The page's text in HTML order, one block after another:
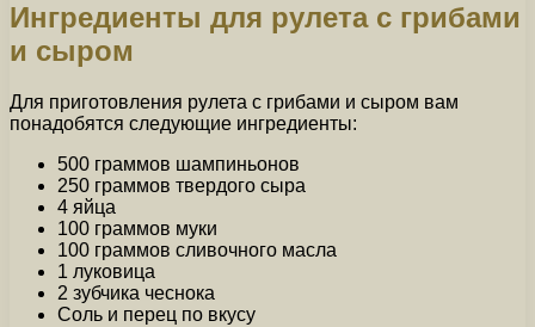
Ингредиенты для рулета с грибами
и сыром
Для приготовления рулета с грибами и сыром вам
понадобятся следующие ингредиенты:
500 граммов шампиньонов
250 граммов твердого сыра
4 яйца
100 граммов муки
100 граммов сливочного масла
1 луковица
2 зубчика чеснока
Соль и перец по вкусу